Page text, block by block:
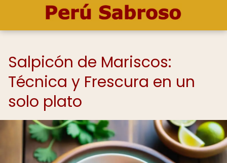
Salpicón de Mariscos:
Técnica y Frescura en un
solo plato